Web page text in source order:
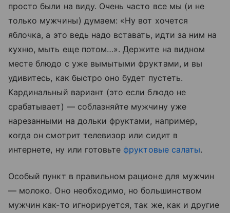
просто были на виду. Очень часто все мы (и не
только мужчины) думаем: «Ну вот хочется
яблочка, а это ведь надо вставать, идти за ним на
кухню, мыть еще потом…». Держите на видном
месте блюдо с уже вымытыми фруктами, и вы
удивитесь, как быстро оно будет пустеть.
Кардинальный вариант (это если блюдо не
срабатывает) — соблазняйте мужчину уже
нарезанными на дольки фруктами, например,
когда он смотрит телевизор или сидит в
интернете, ну или готовьте фруктовые салаты.
Особый пункт в правильном рационе для мужчин
— молоко. Оно необходимо, но большинством
мужчин как-то игнорируется, так же, как и другие